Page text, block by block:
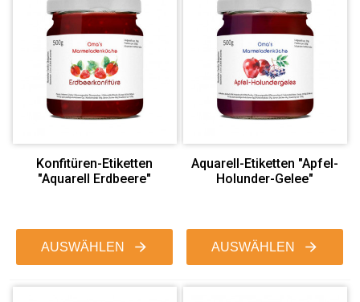
Konfitüren-Etiketten
"Aquarell Erdbeere"
AUSWÄHLEN
Aquarell-Etiketten "Apfel-
Holunder-Gelee"
AUSWÄHLEN